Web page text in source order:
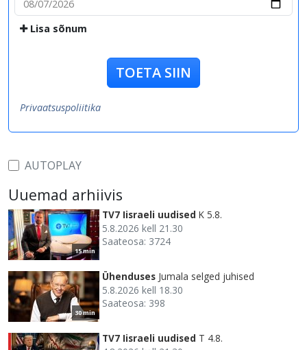
Lisa sõnum
TOETA SIIN
Privaatsuspoliitika
AUTOPLAY
Uuemad arhiivis
15 min
TV7 Iisraeli uudised K 5.8.
5.8.2026 kell 21.30
Saateosa: 3724
30 min
Ühenduses Jumala selged juhised
5.8.2026 kell 18.30
Saateosa: 398
TV7 Iisraeli uudised T 4.8.